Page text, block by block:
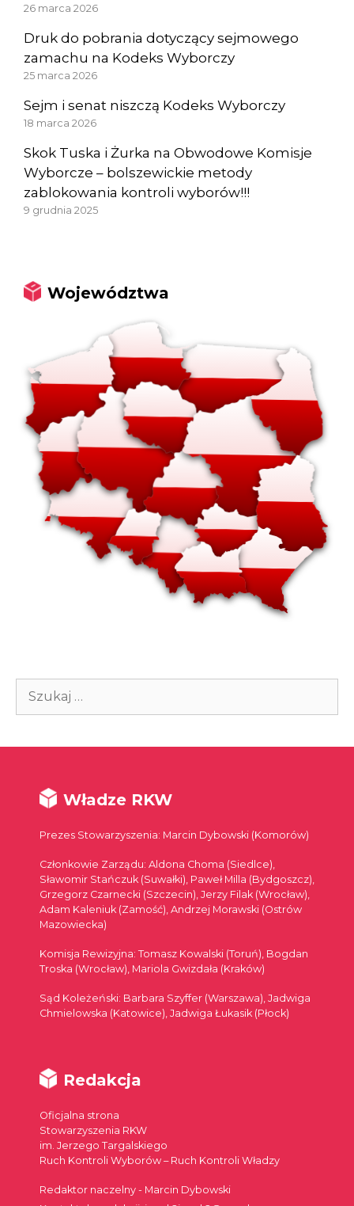
26 marca 2026
Druk do pobrania dotyczący sejmowego
zamachu na Kodeks Wyborczy
25 marca 2026
Sejm i senat niszczą Kodeks Wyborczy
18 marca 2026
Skok Tuska i Żurka na Obwodowe Komisje
Wyborcze – bolszewickie metody
zablokowania kontroli wyborów!!!
9 grudnia 2025
Województwa
Szukaj:
Władze RKW
Prezes Stowarzyszenia: Marcin Dybowski (Komorów)
Członkowie Zarządu: Aldona Choma (Siedlce),
Sławomir Stańczuk (Suwałki), Paweł Milla (Bydgoszcz),
Grzegorz Czarnecki (Szczecin), Jerzy Filak (Wrocław),
Adam Kaleniuk (Zamość), Andrzej Morawski (Ostrów
Mazowiecka)
Komisja Rewizyjna: Tomasz Kowalski (Toruń), Bogdan
Troska (Wrocław), Mariola Gwizdała (Kraków)
Sąd Koleżeński: Barbara Szyffer (Warszawa), Jadwiga
Chmielowska (Katowice), Jadwiga Łukasik (Płock)
Redakcja
Oficjalna strona
Stowarzyszenia RKW
im. Jerzego Targalskiego
Ruch Kontroli Wyborów – Ruch Kontroli Władzy
Redaktor naczelny - Marcin Dybowski